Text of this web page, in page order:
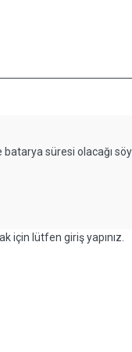
süresi olacağı
için lütfen giriş yapınız.